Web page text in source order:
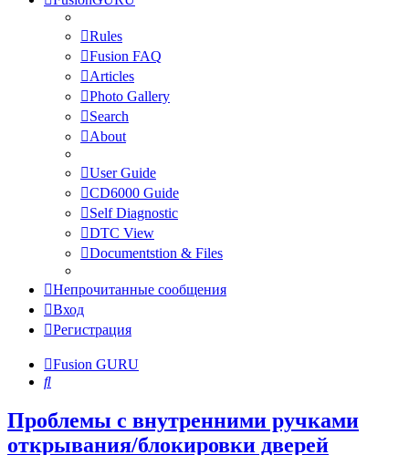
Rules
Fusion FAQ
Articles
Photo Gallery
Search
About
User Guide
CD6000 Guide
Self Diagnostic
DTC View
Documentstion & Files
Непрочитанные сообщения
Вход
Регистрация
Fusion GURU
Поиск
Проблемы с внутренними ручками
открывания/блокировки дверей